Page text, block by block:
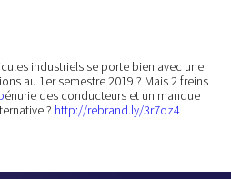
industriels se porte bien avec une
au 1er semestre 2019 ? Mais 2 freins
énurie des conducteurs et un manque
? http://rebrand.ly/3r7oz4